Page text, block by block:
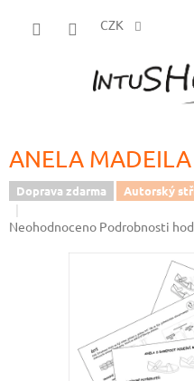
CZK
ANELA
Doprava zdarma Autorský
Průměrné
Neohodnoceno Podrobnosti